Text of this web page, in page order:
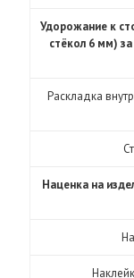
Удорожание к
стёкол 6 мм)
Раскладка
Наценка на